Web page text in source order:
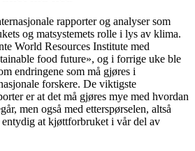
rapporter og analyser som
og matsystemets rolle i lys av klima.
World Resources Institute med
food future», og i forrige uke ble
endringene som må gjøres i
forskere. De viktigste
er at det må gjøres mye med hvordan
men også med etterspørselen, altså
at kjøttforbruket i vår del av